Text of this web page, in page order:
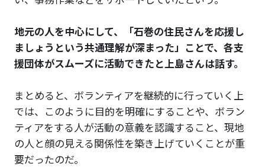
地元の人を中心にして、「石巻の住民さんを応援し
ましょうという共通理解が深まった」ことで、各支
援団体がスムーズに活動できたと上島さんは話す。
まとめると、ボランティアを継続的に行っていく上
では、このように目的を明確にすることや、ボラン
ティアをする人が活動の意義を認識すること、現地
の人と顔の見える関係性を築き上げていくことが重
要だったのだ。